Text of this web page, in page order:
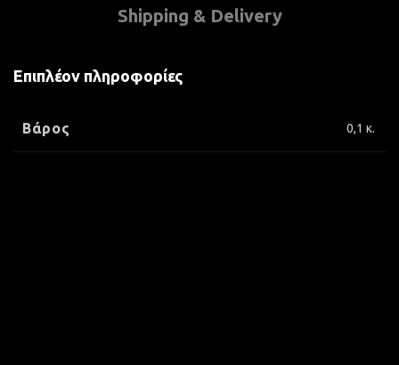
Shipping & Delivery
Επιπλέον πληροφορίες
Βάρος 0,1 κ.